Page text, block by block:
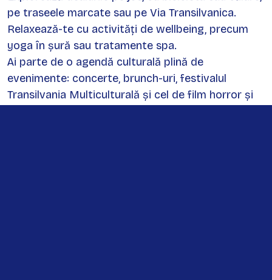
pe traseele marcate sau pe Via Transilvanica.
Relaxează-te cu activități de wellbeing, precum
yoga în șură sau tratamente spa.
Ai parte de o agendă culturală plină de
evenimente: concerte, brunch-uri, festivalul
Transilvania Multiculturală și cel de film horror și